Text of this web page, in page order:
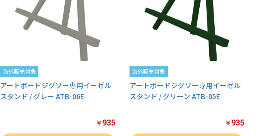
海外販売対象
アートボードジグソー専用イーゼル
スタンド / グレー ATB-06E
￥ 935
海外販売対象
アートボードジグソー専用イーゼル
スタンド / グリーン ATB-05E
￥ 935